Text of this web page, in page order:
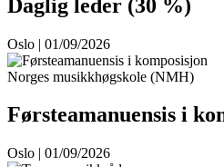
Daglig leder (30 %)
Oslo | 01/09/2026
Norges musikkhøgskole (NMH)
Førsteamanuensis i
Oslo | 01/09/2026